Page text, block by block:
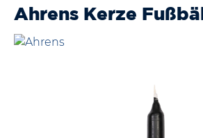
Ahrens Kerze
Bildergalerie überspringen